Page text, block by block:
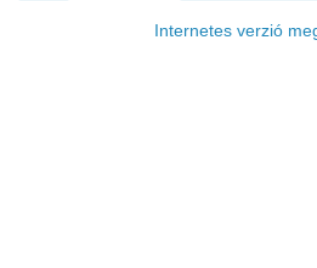
Internetes verzió